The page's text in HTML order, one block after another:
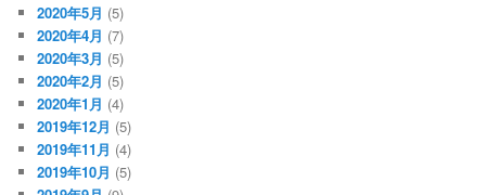
2020年5月 (5)
2020年4月 (7)
2020年3月 (5)
2020年2月 (5)
2020年1月 (4)
2019年12月 (5)
2019年11月 (4)
2019年10月 (5)